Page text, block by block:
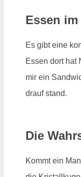
Essen
Es gibt eine
Essen dort hat
mir ein
drauf stand.
Die
Kommt ein